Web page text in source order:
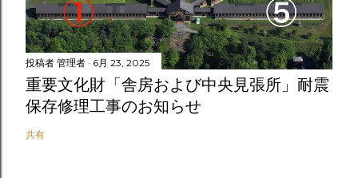
投稿者 管理者 6月 23, 2025
重要文化財「舎房および中央見張所」耐震
保存修理工事のお知らせ
共有